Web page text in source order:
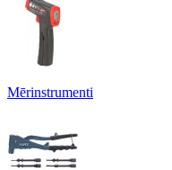
Mērinstrumenti